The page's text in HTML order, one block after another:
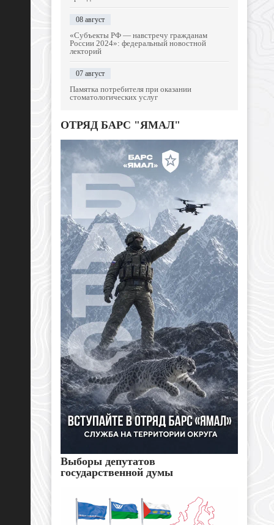
08 август
«Субъекты РФ — навстречу гражданам
России 2024»: федеральный новостной
лекторий
07 август
Памятка потребителя при оказании
стоматологических услуг
ОТРЯД БАРС "ЯМАЛ"
Выборы депутатов
государственной думы